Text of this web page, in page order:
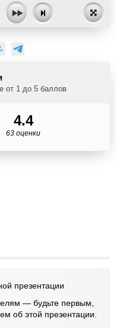
от 1 до 5 баллов
4.4
63 оценки
презентации
— будьте первым,
об этой презентации.